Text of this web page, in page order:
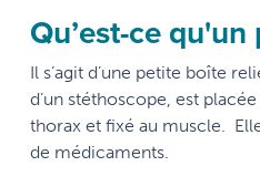
Qu’est-ce
Il s’agit d’une petite boîte
d’un stéthoscope, est
thorax et fixé au muscle.
de médicaments.